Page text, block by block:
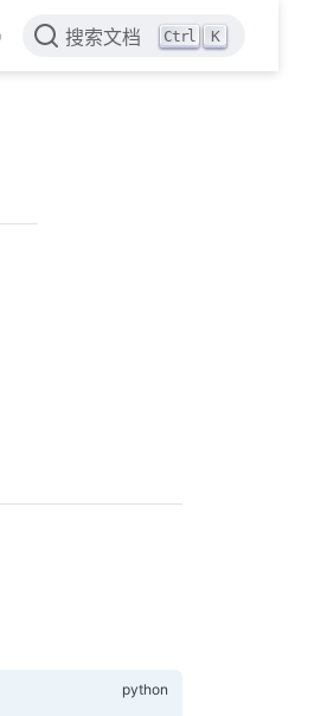
搜索文档 Ctrl K